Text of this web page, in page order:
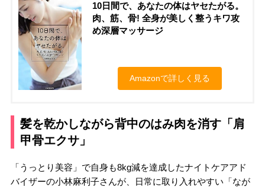
10日間で、あなたの体はヤセたがる。
肉、筋、骨! 全身が美しく整うキワ攻
め深層マッサージ
Amazonで詳しく見る
髪を乾かしながら背中のはみ肉を消す「肩
甲骨エクサ」
「うっとり美容」で自身も8kg減を達成したナイトケアアド
バイザーの小林麻利子さんが、日常に取り入れやすい「なが